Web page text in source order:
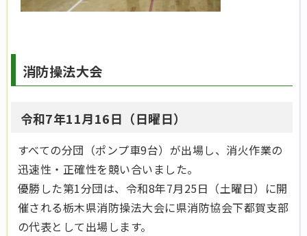
消防操法大会
令和7年11月16日（日曜日）
すべての分団（ポンプ車9台）が出場し、消火作業の
迅速性・正確性を競い合いました。
優勝した第1分団は、令和8年7月25日（土曜日）に開
催される栃木県消防操法大会に県消防協会下都賀支部
の代表として出場します。